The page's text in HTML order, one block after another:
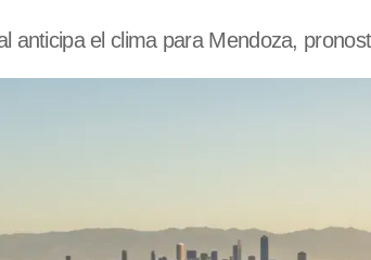
anticipa el clima para Mendoza,